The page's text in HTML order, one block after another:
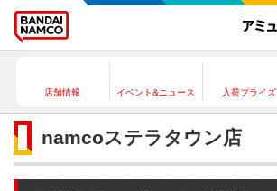
店舗情報 イベント&ニュース 入荷プライズ
namcoステラタウン店